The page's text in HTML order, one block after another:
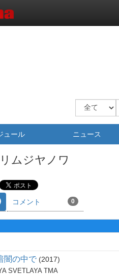
ュール ニュース
ムジヤノワ
コメント 0
闇の中で 2017
SVETLAYA TMA